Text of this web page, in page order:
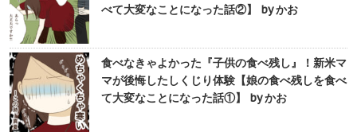
べて大変なことになった話②】 by かお
食べなきゃよかった『子供の食べ残し』！新米マ
マが後悔したしくじり体験【娘の食べ残しを食べ
て大変なことになった話①】 by かお